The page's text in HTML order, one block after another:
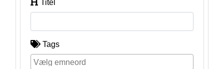
Titel
Tags